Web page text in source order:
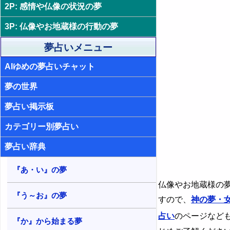
4. 仏像を襲う夢 - 自己アピールや自
己表現
5. 仏像をいじめる夢 - 精神的な未熟
さ
6. 仏像を無視する夢 - 認めたくない
気持ち
7. 仏像をかわいがる夢 - 愛情に対す
る願望
8. 仏像に告白する夢 - 本心を打ち明
けたい願望
9. 仏像にプロポーズする夢 - 結婚願
望と責任
10. 仏像にキスする夢 - 愛情表現や
口を塞ぐこと
11. 仏像を殺す夢 - 葛藤からの解放
願望
30. 仏像と仲良くする夢 - 魅力を獲
得したい願望
31. 怖い仏像を手懐ける夢 - 管理能
力や判断力
32. 仏像と話す夢 - 心の繋がりを求
めること
33. 仏像とデートする夢 - 刺激を求
めることや不満の解消
34. 仏像と結婚する夢 - 人生の転機
35. 仏像を妊娠する夢 - 創造と成長
37. 仏像と喧嘩する夢 - 焦燥感やス
38. 仏像から逃げる夢 - 解放願望
39. 仏像と戦う夢 - 心の葛藤
2P: 感情や仏像の状況の夢
3P: 仏像やお地蔵様の行動の夢
夢占いメニュー
AIゆめの夢占いチャット
夢の世界
夢占い掲示板
カテゴリー別夢占い
夢占い辞典
『あ・い』の夢
『う～お』の夢
『か』から始まる夢
仏像やお地蔵様の
すので、神の夢・
占いのページなど